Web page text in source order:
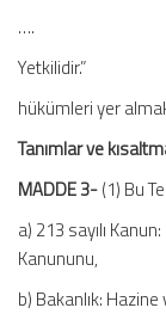
….
Yetkilidir.”
hükümleri yer
Tanımlar ve
MADDE 3-(1) Bu
a) 213 sayılı
Kanununu,
b) Bakanlık: Hazine